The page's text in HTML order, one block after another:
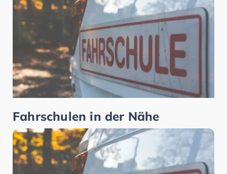
Fahrschulen in der Nähe